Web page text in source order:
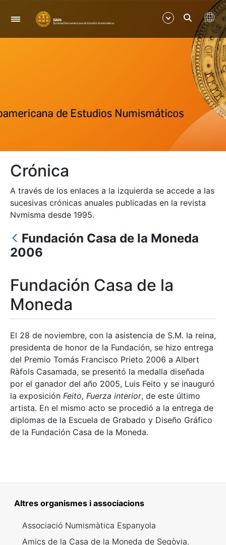
Navegació
Mostra/Amaga
Mostra/Amaga
Mostra/Amaga
Crónica
A través de los enlaces a la izquierda se accede a las
sucesivas crónicas anuales publicadas en la revista
Nvmisma desde 1995.
Fundación Casa de la Moneda
2006
Fundación Casa de la
Moneda
El 28 de noviembre, con la asistencia de S.M. la reina,
presidenta de honor de la Fundación, se hizo entrega
del Premio Tomás Francisco Prieto 2006 a Albert
Ràfols Casamada, se presentó la medalla diseñada
por el ganador del año 2005, Luis Feito y se inauguró
la exposición Feito, Fuerza interior, de este último
artista. En el mismo acto se procedió a la entrega de
diplomas de la Escuela de Grabado y Diseño Gráfico
de la Fundación Casa de la Moneda.
Altres organismes i associacions
Associació Numismàtica Espanyola
Amics de la Casa de la Moneda de Segòvia.